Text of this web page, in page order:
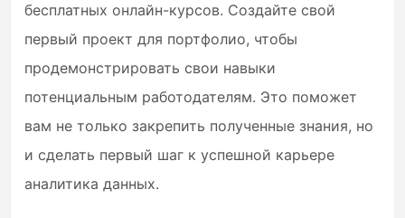
бесплатных онлайн-курсов. Создайте свой
первый проект для портфолио, чтобы
продемонстрировать свои навыки
потенциальным работодателям. Это поможет
вам не только закрепить полученные знания, но
и сделать первый шаг к успешной карьере
аналитика данных.